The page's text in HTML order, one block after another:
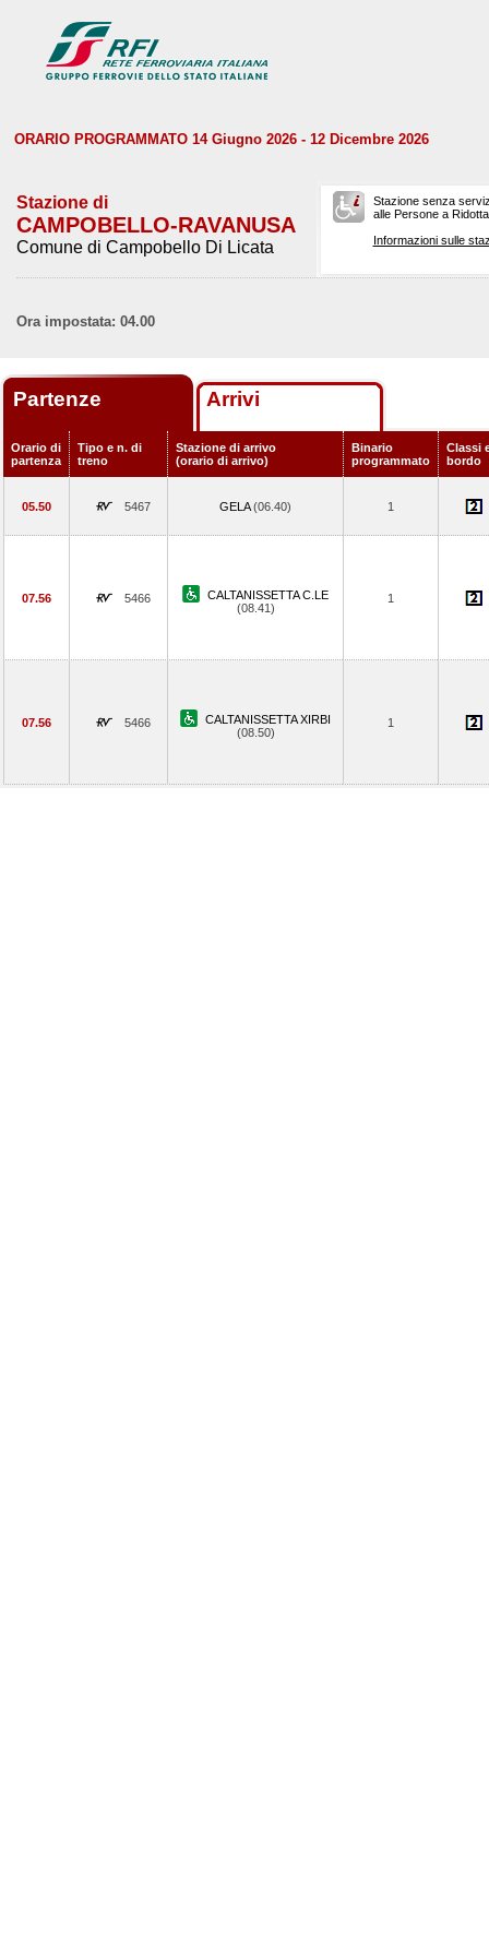
ORARIO PROGRAMMATO 14 Giugno 2026 - 12 Dicembre 2026
Stazione di
CAMPOBELLO-RAVANUSA
Comune di Campobello Di Licata
Stazione senza
alle Persone a
Informazioni sulle
Ora impostata: 04.00
Partenze Arrivi
Orario di
partenza
Tipo e n. di
treno
Stazione di arrivo
(orario di arrivo)
Binario
programmato
Classi
bordo
05.50 5467 GELA(06.40) 1
07.56 5466
CALTANISSETTA C.LE
(08.41)
1
07.56 5466
CALTANISSETTA XIRBI
(08.50)
1